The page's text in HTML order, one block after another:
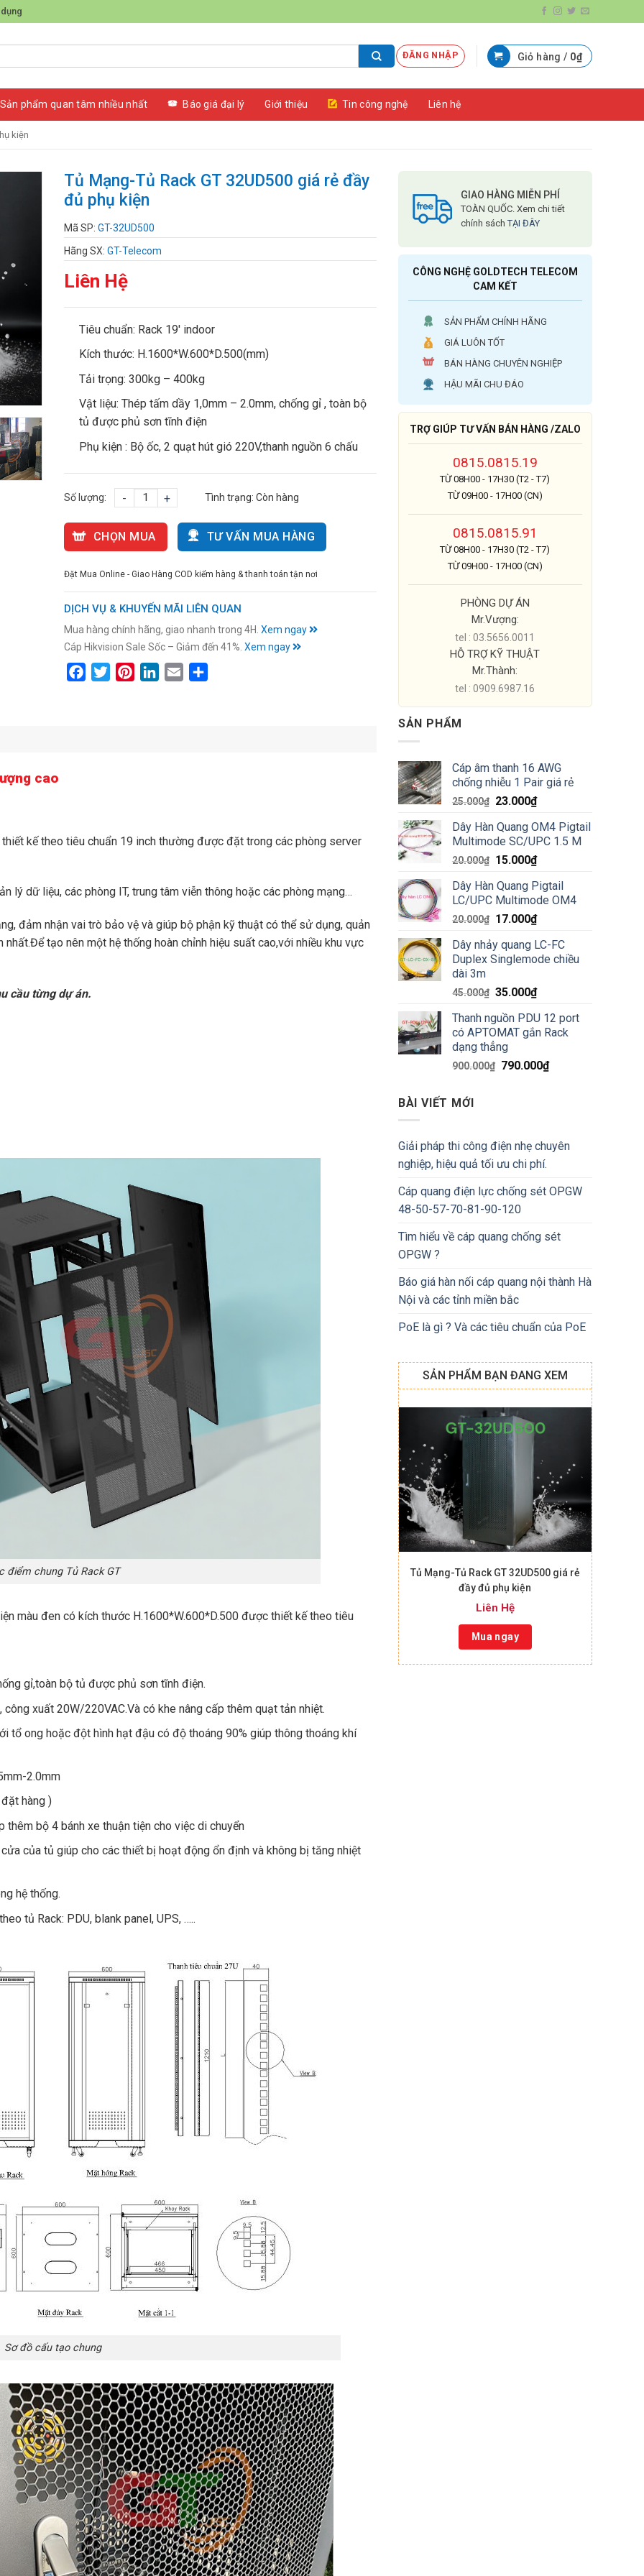
ĐĂNG NHẬP Giỏ hàng / 0₫
Sản phẩm quan tâm nhiều nhất Báo giá đại lý Giới thiệu Tin công nghệ Liên hệ
kiện
GIAO HÀNG MIỄN PHÍ
TOÀN QUỐC. Xem chi tiết
chính sáchTẠI ĐÂY
CÔNG NGHỆ GOLDTECH TELECOM
CAM KẾT
SẢN PHẨM CHÍNH HÃNG
GIÁ LUÔN TỐT
BÁN HÀNG CHUYÊN NGHIỆP
HẬU MÃI CHU ĐÁO
TRỢ GIÚP TƯ VẤN BÁN HÀNG /ZALO
0815.0815.19
TỪ 08H00 - 17H30 (T2 - T7)
TỪ 09H00 - 17H00 (CN)
0815.0815.91
TỪ 08H00 - 17H30 (T2 - T7)
TỪ 09H00 - 17H00 (CN)
PHÒNG DỰ ÁN
Mr.Vượng:
tel : 03.5656.0011
HỖ TRỢ KỸ THUẬT
Mr.Thành:
tel : 0909.6987.16
SẢN PHẨM
Cáp âm thanh 16 AWG
chống nhiễu 1 Pair giá rẻ
25.000₫ Giá
là:
25.000₫.
23.000₫Giá
tại
là:
23.000₫.
Dây Hàn Quang OM4 Pigtail
Multimode SC/UPC 1.5 M
20.000₫ Giá
là:
20.000₫.
15.000₫Giá
tại
là:
15.000₫.
Dây Hàn Quang Pigtail
LC/UPC Multimode OM4
20.000₫ Giá
là:
20.000₫.
17.000₫Giá
tại
là:
Dây nhảy quang LC-FC
Duplex Singlemode chiều
dài 3m
45.000₫ Giá
là:
45.000₫.
35.000₫Giá
tại
là:
Thanh nguồn PDU 12 port
có APTOMAT gắn Rack
dạng thẳng
900.000₫ Giá
790.000₫Giá
BÀI VIẾT MỚI
Giải pháp thi công điện nhẹ chuyên
nghiệp, hiệu quả tối ưu chi phí.
Cáp quang điện lực chống sét OPGW
48-50-57-70-81-90-120
Tìm hiểu về cáp quang chống sét
OPGW ?
Báo giá hàn nối cáp quang nội thành Hà
Nội và các tỉnh miền bắc
PoE là gì ? Và các tiêu chuẩn của PoE
SẢN PHẨM BẠN ĐANG XEM
+
Tủ Mạng-Tủ Rack GT 32UD500 giá rẻ
đầy đủ phụ kiện
Liên Hệ
Mua ngay
Tủ Mạng-Tủ Rack GT 32UD500 giá rẻ đầy
đủ phụ kiện
Mã SP: GT-32UD500
Hãng SX: GT-Telecom
Liên Hệ
Tiêu chuẩn: Rack 19′ indoor
Kích thước: H.1600*W.600*D.500(mm)
Tải trọng: 300kg – 400kg
Vật liệu: Thép tấm dầy 1,0mm – 2.0mm, chống gỉ , toàn bộ
tủ được phủ sơn tĩnh điện
Phụ kiện : Bộ ốc, 2 quạt hút gió 220V,thanh nguồn 6 chấu
Số lượng: - + Tình trạng: Còn hàng
CHỌN MUA TƯ VẤN MUA HÀNG
Đặt Mua Online - Giao Hàng COD kiểm hàng & thanh toán tận nơi
DỊCH VỤ & KHUYẾN MÃI LIÊN QUAN
Mua hàng chính hãng, giao nhanh trong 4H. Xem ngay
Cáp Hikvision Sale Sốc – Giảm đến 41%. Xem ngay
FacebookTwitterPinterestLinkedIn
Email
cao
kế theo tiêu chuẩn 19 inch thường được đặt trong các phòng server
lý dữ liệu, các phòng IT, trung tâm viễn thông hoặc các phòng mạng…
đảm nhận vai trò bảo vệ và giúp bộ phận kỹ thuật có thể sử dụng, quản
tạo nên một hệ thống hoàn chỉnh hiệu suất cao,với nhiều khu vực
cầu từng dự án.
điểm chung Tủ Rack GT
màu đen có kích thước H.1600*W.600*D.500 được thiết kế theo tiêu
gỉ,toàn bộ tủ được phủ sơn tĩnh điện.
xuất 20W/220VAC.Và có khe nâng cấp thêm quạt tản nhiệt.
tổ ong hoặc đột hình hạt đậu có độ thoáng 90% giúp thông thoáng khí
2.0mm
hàng )
bộ 4 bánh xe thuận tiện cho việc di chuyển
của tủ giúp cho các thiết bị hoạt động ổn định và không bị tăng nhiệt
hệ thống.
tủ Rack: PDU, blank panel, UPS, …..
Sơ đồ cấu tạo chung